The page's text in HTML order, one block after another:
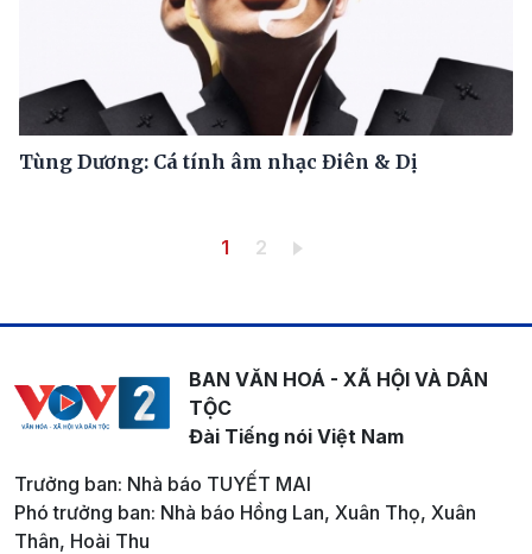
Tùng Dương: Cá tính âm nhạc Điên & Dị
Trang hiện thời
1 Trang
2
BAN VĂN HOÁ - XÃ HỘI VÀ DÂN
TỘC
Đài Tiếng nói Việt Nam
Trưởng ban: Nhà báo TUYẾT MAI
Phó trưởng ban: Nhà báo Hồng Lan, Xuân Thọ, Xuân
Thân, Hoài Thu